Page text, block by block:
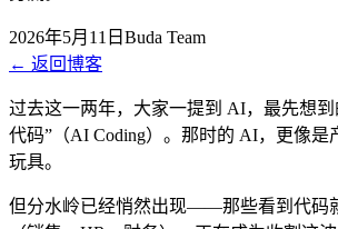
2026年5月11日 Buda Team
← 返回博客
过去这一两年，大家一提到 AI，最先想
代码”（AI Coding）。那时的 AI，更像是
玩具。
但分水岭已经悄然出现——那些看到代码